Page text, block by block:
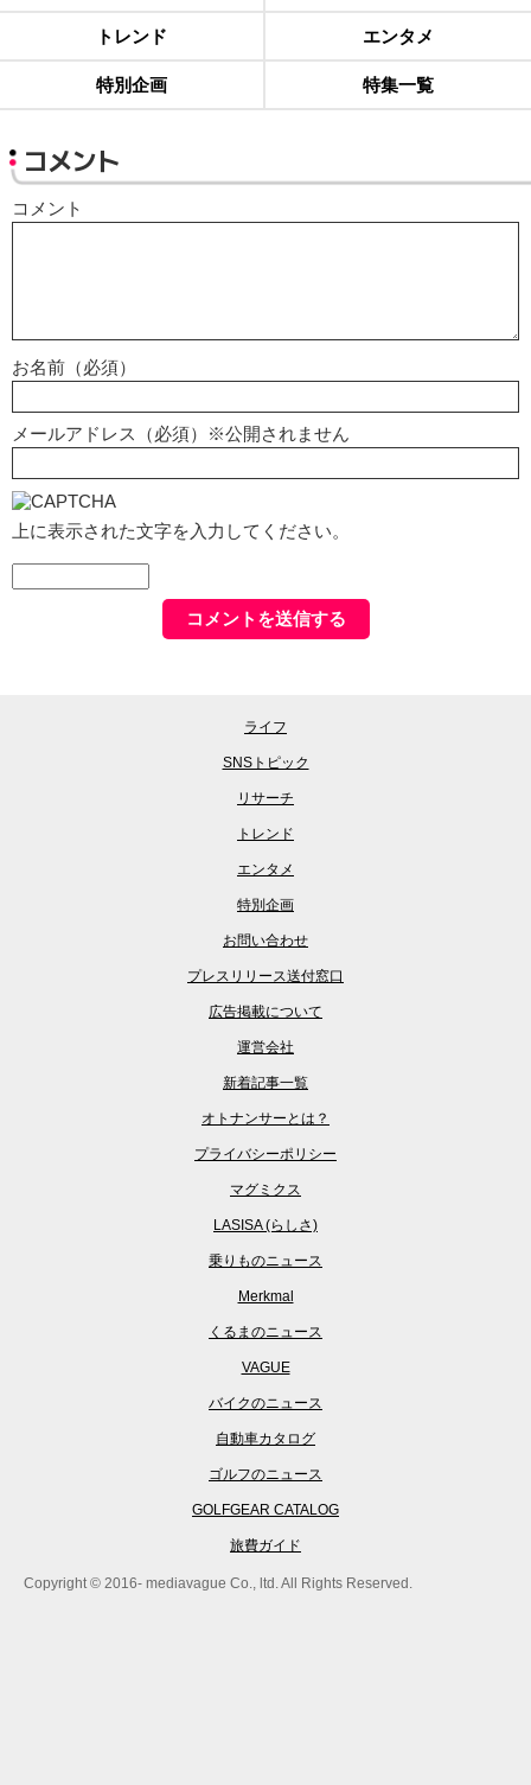
トレンド エンタメ
特別企画 特集一覧
コメント
コメント
お名前（必須）
メールアドレス（必須）※公開されません
上に表示された文字を入力してください。
ライフ
SNSトピック
リサーチ
トレンド
エンタメ
特別企画
お問い合わせ
プレスリリース送付窓口
広告掲載について
運営会社
新着記事一覧
オトナンサーとは？
プライバシーポリシー
マグミクス
LASISA (らしさ)
乗りものニュース
Merkmal
くるまのニュース
VAGUE
バイクのニュース
自動車カタログ
ゴルフのニュース
GOLFGEAR CATALOG
旅費ガイド
Copyright © 2016- mediavague Co., ltd. All Rights Reserved.